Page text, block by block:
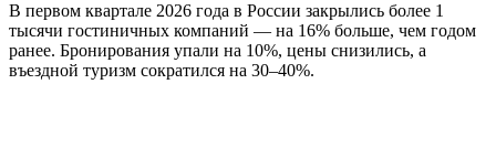
В первом квартале 2026 года в России закрылись более 1
тысячи гостиничных компаний — на 16% больше, чем годом
ранее. Бронирования упали на 10%, цены снизились, а
въездной туризм сократился на 30–40%.